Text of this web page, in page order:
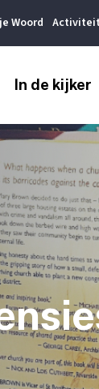
Woord
In de kijker